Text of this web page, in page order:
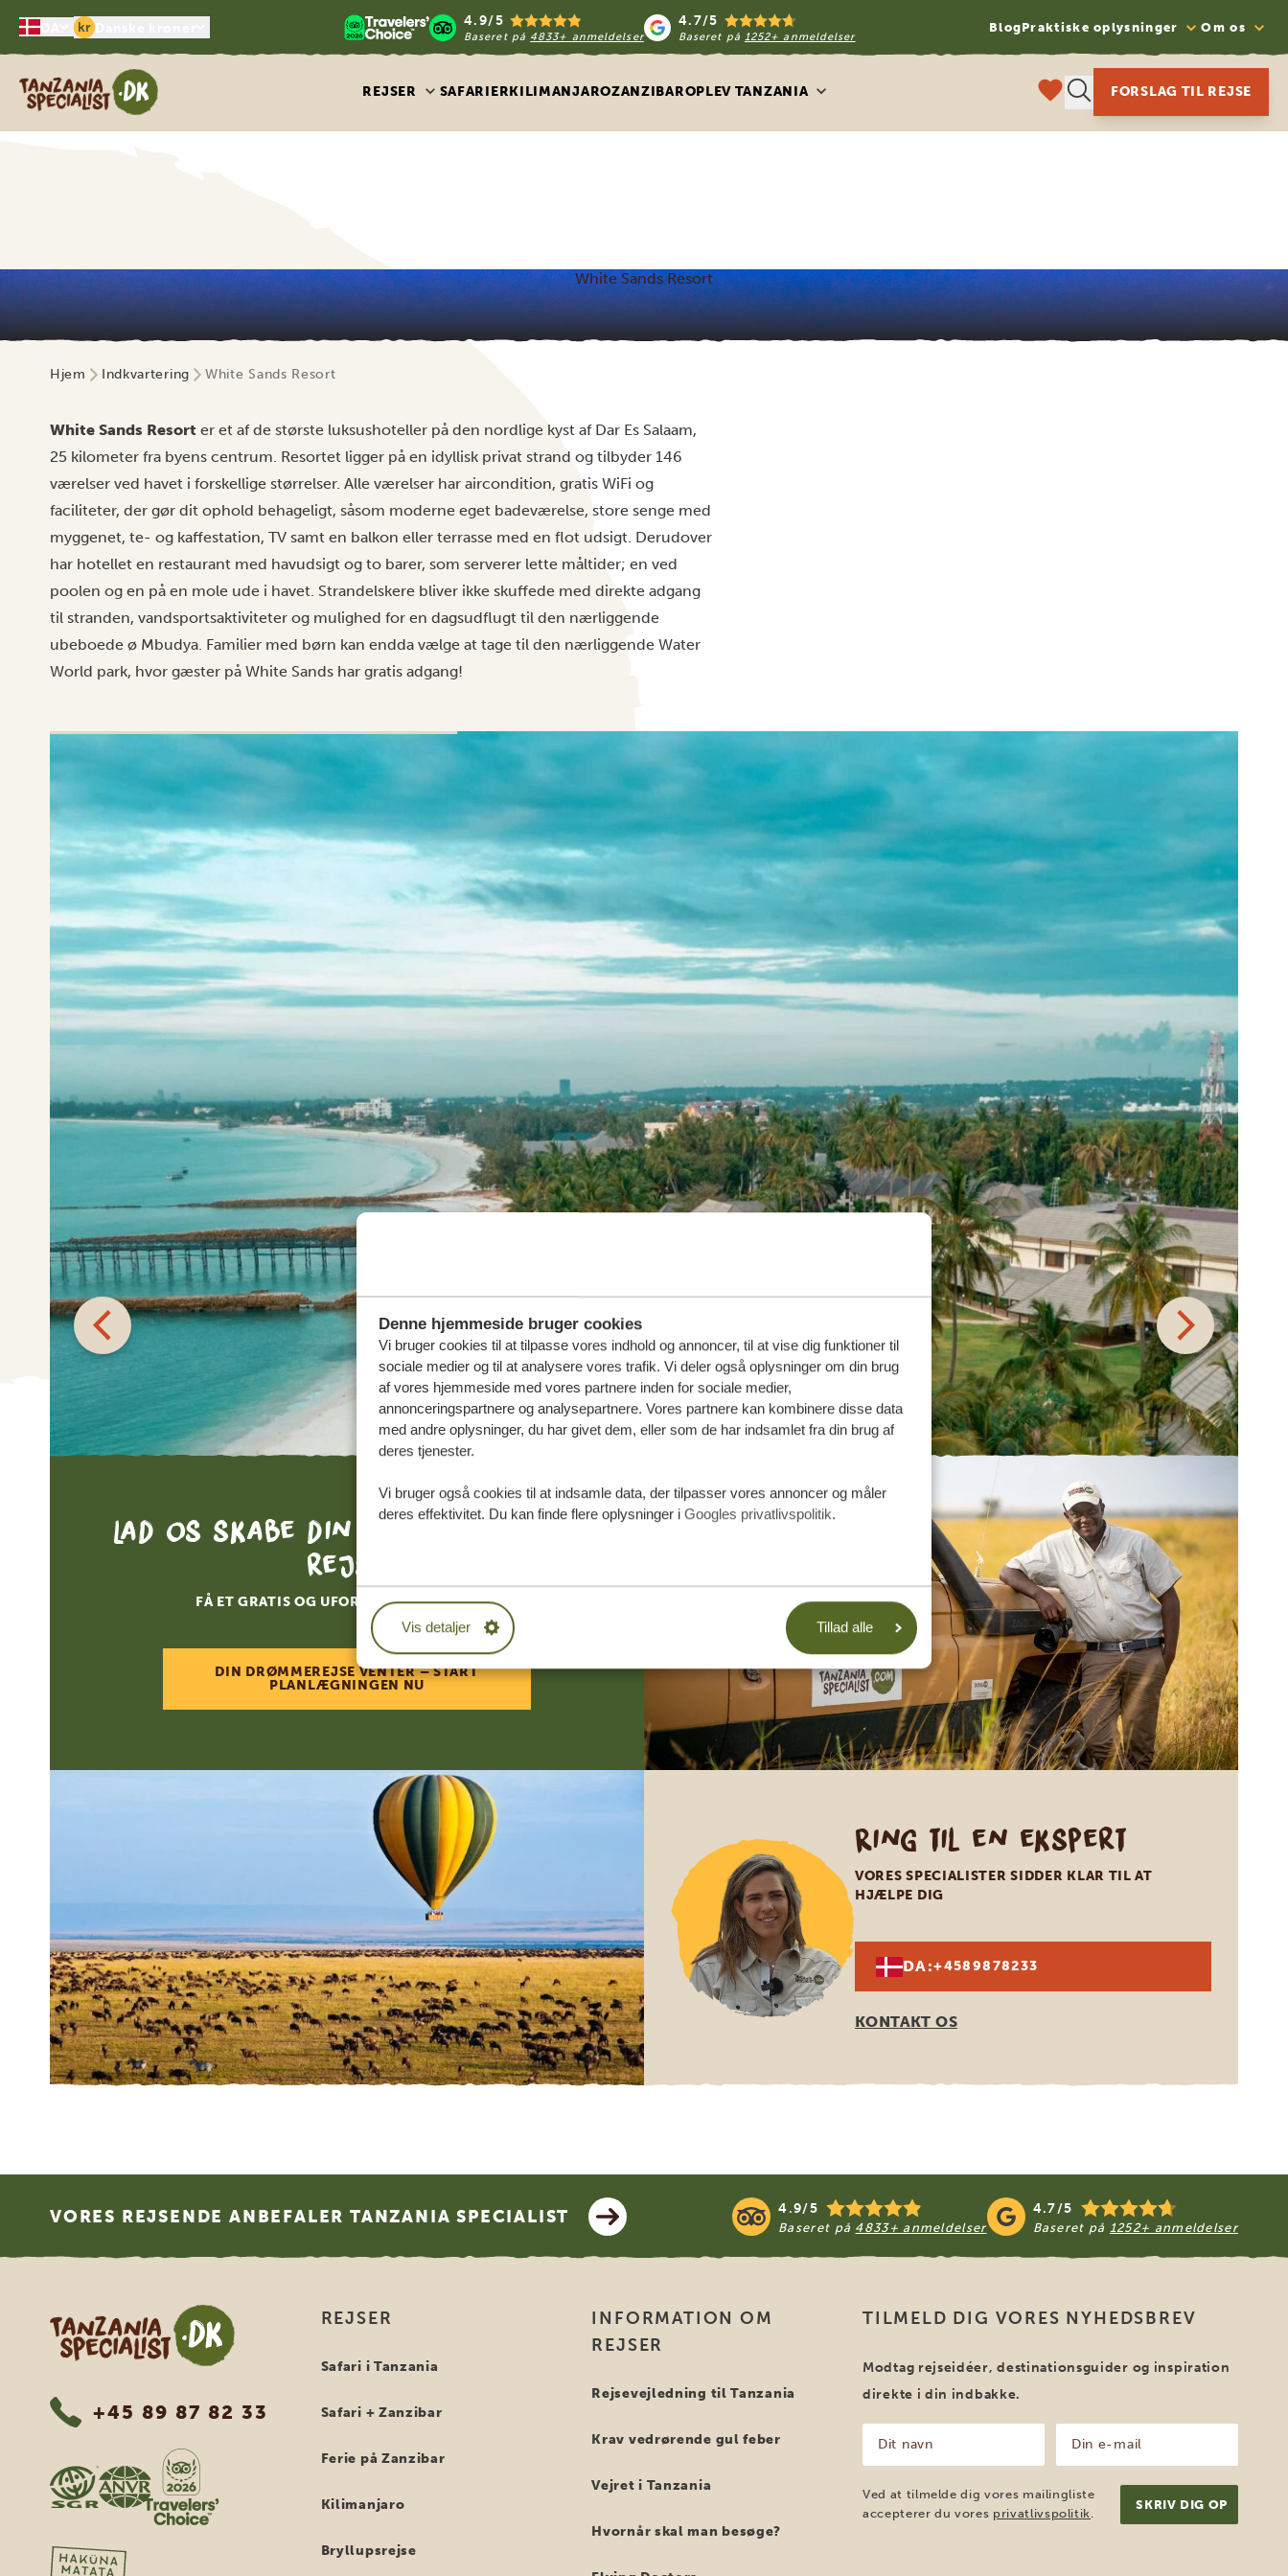
Denne hjemmeside bruger cookies
Vi bruger cookies til at tilpasse vores indhold og annoncer, til at vise dig funktioner til
sociale medier og til at analysere vores trafik. Vi deler også oplysninger om din brug
af vores hjemmeside med vores partnere inden for sociale medier,
annonceringspartnere og analysepartnere. Vores partnere kan kombinere disse data
med andre oplysninger, du har givet dem, eller som de har indsamlet fra din brug af
deres tjenester.
Vi bruger også cookies til at indsamle data, der tilpasser vores annoncer og måler
deres effektivitet. Du kan finde flere oplysninger i Googles privatlivspolitik
Vis detaljer Tillad alle
kr 4.9/5
Baseret på 4833+ anmeldelser
4.7/5
Baseret på 1252+ anmeldelser
BlogPraktiske oplysninger Om os
Tanzania Specialist
REJSER SAFARIERKILIMANJAROZANZIBAROPLEV TANZANIA FORSLAG TIL REJSE
White Sands Resort
Hjem Indkvartering White Sands Resort
White Sands Resort er et af de største luksushoteller på den nordlige kyst af Dar Es Salaam,
25 kilometer fra byens centrum. Resortet ligger på en idyllisk privat strand og tilbyder 146
værelser ved havet i forskellige størrelser. Alle værelser har aircondition, gratis WiFi og
faciliteter, der gør dit ophold behageligt, såsom moderne eget badeværelse, store senge med
myggenet, te- og kaffestation, TV samt en balkon eller terrasse med en flot udsigt. Derudover
har hotellet en restaurant med havudsigt og to barer, som serverer lette måltider; en ved
poolen og en på en mole ude i havet. Strandelskere bliver ikke skuffede med direkte adgang
til stranden, vandsportsaktiviteter og mulighed for en dagsudflugt til den nærliggende
ubeboede ø Mbudya. Familier med børn kan endda vælge at tage til den nærliggende Water
World park, hvor gæster på White Sands har gratis adgang!
Lad os skabe din skræddersyede
rejse
FÅ ET GRATIS OG UFORPLIGTENDE TILBUD
DIN DRØMMEREJSE VENTER – START
PLANLÆGNINGEN NU
Ring til en ekspert
VORES SPECIALISTER SIDDER KLAR TIL AT
HJÆLPE DIG
DA:+4589878233
KONTAKT OS
VORES REJSENDE ANBEFALER TANZANIA SPECIALIST 4.9/5
Baseret på 4833+ anmeldelser
4.7/5
Baseret på 1252+ anmeldelser
Tanzania Specialist
+45 89 87 82 33
REJSER
Safari i Tanzania
Safari + Zanzibar
Ferie på Zanzibar
Kilimanjaro
Bryllupsrejse
INFORMATION OM
REJSER
Rejsevejledning til Tanzania
Krav vedrørende gul feber
Vejret i Tanzania
Hvornår skal man besøge?
TILMELD DIG VORES NYHEDSBREV
Modtag rejseidéer, destinationsguider og inspiration
direkte i din indbakke.
navn
(Påkrævet)
mail
(Påkrævet)
Ved at tilmelde dig vores mailingliste
accepterer du vores privatlivspolitik.